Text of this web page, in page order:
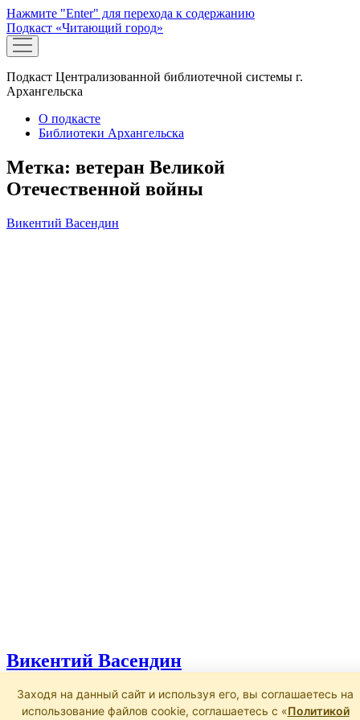
Нажмите "Enter" для перехода к содержанию
Подкаст «Читающий город»
открыть
меню
Подкаст Централизованной библиотечной системы г.
Архангельска
О подкасте
Библиотеки Архангельска
Метка: ветеран Великой
Отечественной войны
Викентий Васендин
Викентий Васендин
13.01.2025
Заходя на данный сайт и используя его, вы соглашаетесь на
использование файлов cookie, соглашаетесь с «Политикой